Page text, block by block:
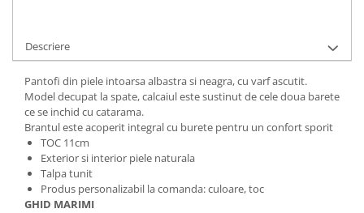
Descriere
Pantofi din piele intoarsa albastra si neagra, cu varf ascutit.
Model decupat la spate, calcaiul este sustinut de cele doua barete
ce se inchid cu catarama.
Brantul este acoperit integral cu burete pentru un confort sporit
TOC 11cm
Exterior si interior piele naturala
Talpa tunit
Produs personalizabil la comanda: culoare, toc
GHID MARIMI